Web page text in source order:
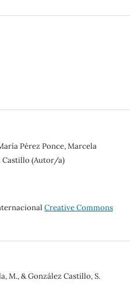
Pérez Ponce, Marcela
Castillo (Autor/a)
Creative Commons
M., & González Castillo, S.